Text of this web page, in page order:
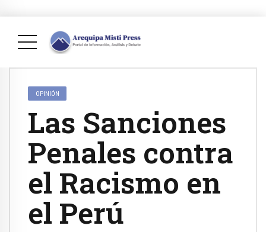
OPINIÓN
Las Sanciones
Penales contra
el Racismo en
el Perú